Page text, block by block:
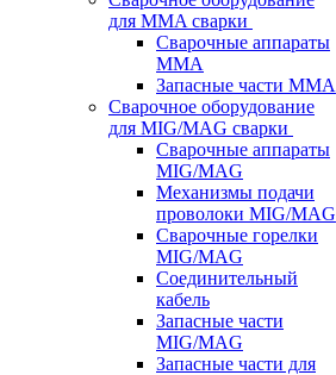
для MMA сварки
Сварочные аппараты
MMA
Запасные части MMA
Сварочное оборудование
для MIG/MAG сварки
Сварочные аппараты
MIG/MAG
Механизмы подачи
проволоки MIG/MAG
Сварочные горелки
MIG/MAG
Соединительный
кабель
Запасные части
MIG/MAG
Запасные части для